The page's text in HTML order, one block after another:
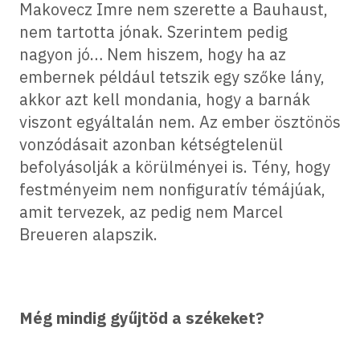
Makovecz Imre nem szerette a Bauhaust,
nem tartotta jónak. Szerintem pedig
nagyon jó… Nem hiszem, hogy ha az
embernek például tetszik egy szőke lány,
akkor azt kell mondania, hogy a barnák
viszont egyáltalán nem. Az ember ösztönös
vonzódásait azonban kétségtelenül
befolyásolják a körülményei is. Tény, hogy
festményeim nem nonfiguratív témájúak,
amit tervezek, az pedig nem Marcel
Breueren alapszik.
Még mindig gyűjtöd a székeket?